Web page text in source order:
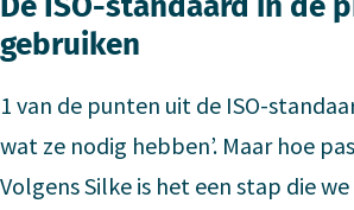
gebruiken
1 van de punten uit de ISO-
wat ze nodig hebben’. Maar hoe
Volgens Silke is het een stap die